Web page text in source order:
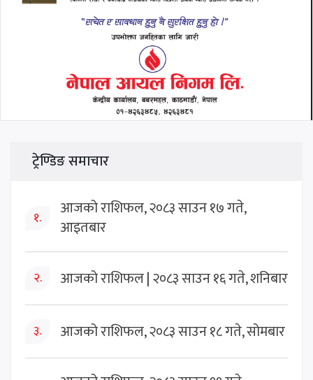
ट्रेण्डिङ समाचार
१.
आजको राशिफल, २०८३ साउन १७ गते,
आइतबार
२. आजको राशिफल | २०८३ साउन १६ गते, शनिबार
३. आजको राशिफल, २०८३ साउन १८ गते, सोमबार